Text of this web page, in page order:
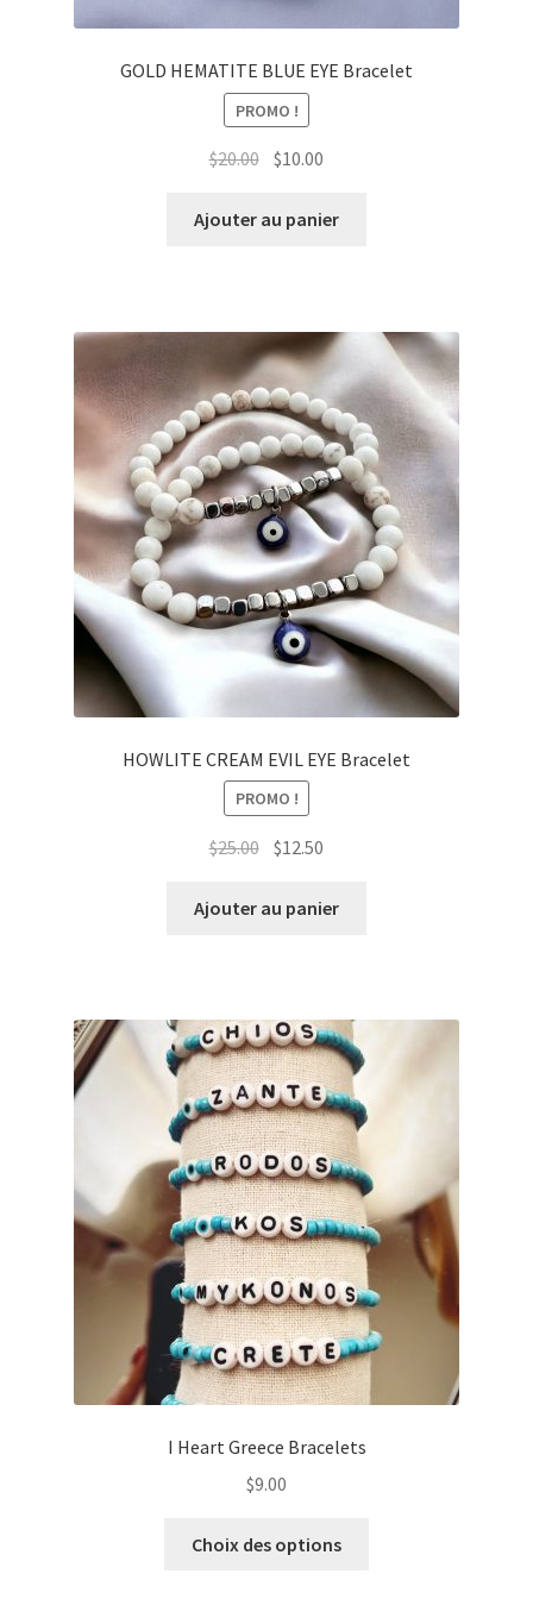
GOLD HEMATITE BLUE EYE Bracelet
PROMO !
$20.00 Le
initial
$10.00
actuel
Ajouter au panier
HOWLITE CREAM EVIL EYE Bracelet
PROMO !
$25.00 Le
initial
$12.50
actuel
Ajouter au panier
I Heart Greece Bracelets
$9.00
Choix des options